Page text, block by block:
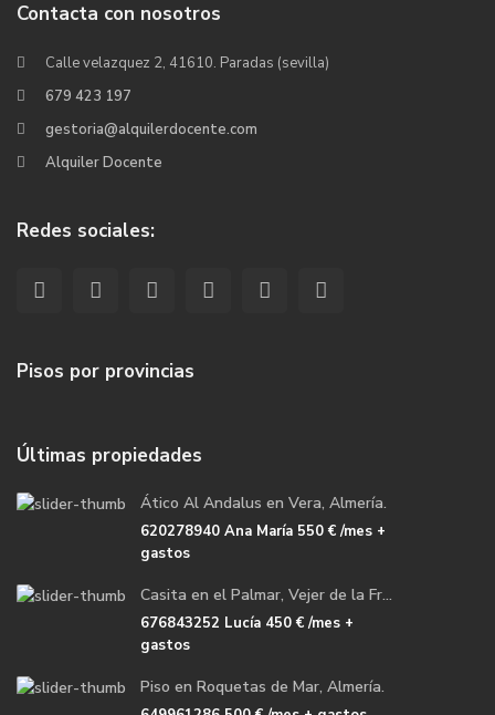
Contacta con nosotros
Calle velazquez 2, 41610. Paradas (sevilla)
679 423 197
gestoria@alquilerdocente.com
Alquiler Docente
Redes sociales:
Pisos por provincias
Últimas propiedades
Ático Al Andalus en Vera, Almería.
620278940 Ana María 550 €/mes +
gastos
Casita en el Palmar, Vejer de la Fr...
676843252 Lucía 450 €/mes +
gastos
Piso en Roquetas de Mar, Almería.